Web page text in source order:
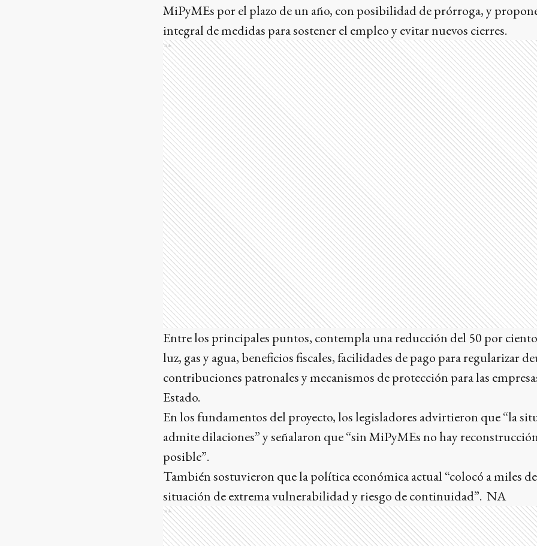
MiPyMEs por el plazo de un año, con posibilidad de prórroga, y
integral de medidas para sostener el empleo y evitar nuevos cierres.
Ads
Entre los principales puntos, contempla una reducción del 50 por
luz, gas y agua, beneficios fiscales, facilidades de pago para regularizar
contribuciones patronales y mecanismos de protección para las
Estado.
En los fundamentos del proyecto, los legisladores advirtieron que “la
admite dilaciones” y señalaron que “sin MiPyMEs no hay
posible”.
También sostuvieron que la política económica actual “colocó a miles
situación de extrema vulnerabilidad y riesgo de continuidad”. NA
Ads